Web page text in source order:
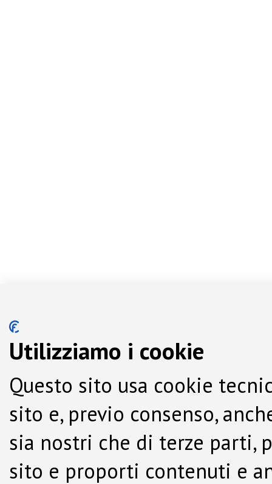
Utilizziamo i cookie
Questo sito usa cookie
sito e, previo consenso,
sia nostri che di terze parti,
sito e proporti contenuti e